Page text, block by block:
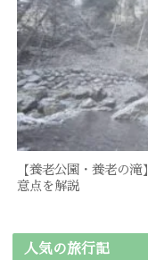
【養老公園・養老の
意点を解説
人気の旅行記